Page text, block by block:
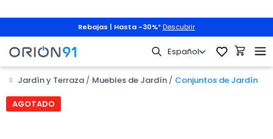
Rebajas | Hasta -30%* Descubrir
Jardín y Terraza Muebles de Jardín Conjuntos de Jardín
AGOTADO